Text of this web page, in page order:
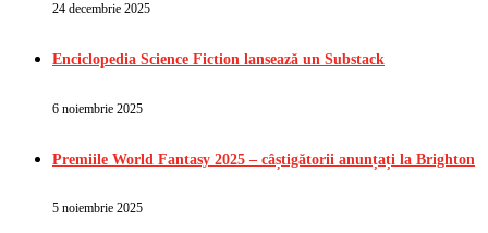
24 decembrie 2025
Enciclopedia Science Fiction lansează un Substack
6 noiembrie 2025
Premiile World Fantasy 2025 – câștigătorii anunțați la Brighton
5 noiembrie 2025